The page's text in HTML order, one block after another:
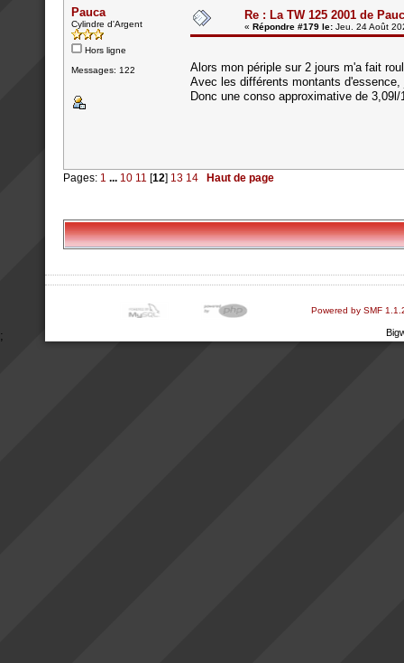
Pauca
Cylindre d'Argent
Hors ligne
Messages: 122
Re : La TW 125 2001 de
« Répondre #179 le: Jeu. 24 Août
Alors mon périple sur 2 jours m'a fait
Avec les différents montants
Donc une conso approximative de 3,09l/
Pages: 1 ... 10 11 [12] 13 14 Haut de page
Powered by SMF
;